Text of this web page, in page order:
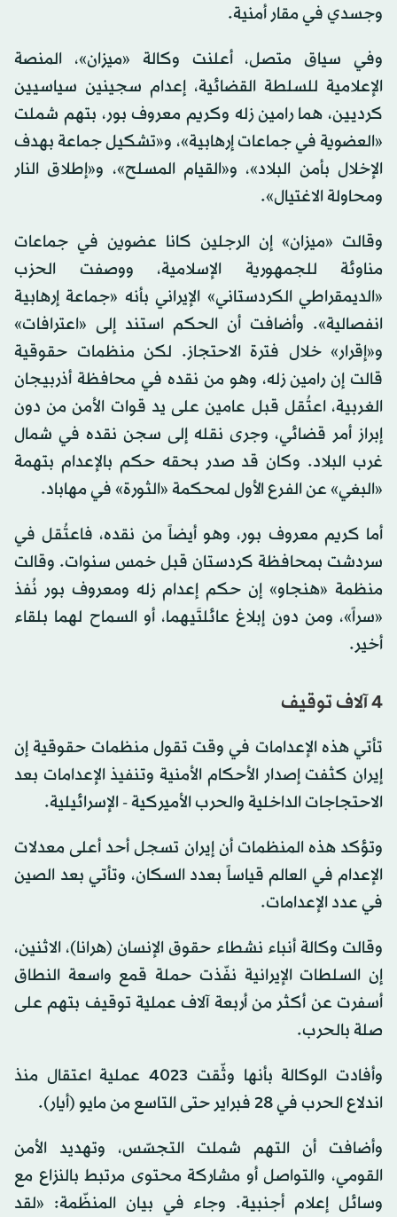
وجسدي في مقار أمنية.
وفي سياق متصل، أعلنت وكالة «ميزان»، المنصة
الإعلامية للسلطة القضائية، إعدام سجينين سياسيين
كرديين، هما رامين زله وكريم معروف‌ بور، بتهم شملت
«العضوية في جماعات إرهابية»، و«تشكيل جماعة بهدف
الإخلال بأمن البلاد»، و«القيام المسلح»، و«إطلاق النار
ومحاولة الاغتيال».
وقالت «ميزان» إن الرجلين كانا عضوين في جماعات
مناوئة للجمهورية الإسلامية، ووصفت الحزب
«الديمقراطي الكردستاني» الإيراني بأنه «جماعة إرهابية
انفصالية». وأضافت أن الحكم استند إلى «اعترافات»
و«إقرار» خلال فترة الاحتجاز. لكن منظمات حقوقية
قالت إن رامين زله، وهو من نقده في محافظة أذربيجان
الغربية، اعتُقل قبل عامين على يد قوات الأمن من دون
إبراز أمر قضائي، وجرى نقله إلى سجن نقده في شمال
غرب البلاد. وكان قد صدر بحقه حكم بالإعدام بتهمة
«البغي» عن الفرع الأول لمحكمة «الثورة» في مهاباد.
أما كريم معروف‌ بور، وهو أيضاً من نقده، فاعتُقل في
سردشت بمحافظة كردستان قبل خمس سنوات. وقالت
منظمة «هنجاو» إن حكم إعدام زله ومعروف‌ بور نُفذ
«سراً»، ومن دون إبلاغ عائلتَيهما، أو السماح لهما بلقاء
أخير.
4 آلاف توقيف
تأتي هذه الإعدامات في وقت تقول منظمات حقوقية إن
إيران كثفت إصدار الأحكام الأمنية وتنفيذ الإعدامات بعد
الاحتجاجات الداخلية والحرب الأميركية - الإسرائيلية.
وتؤكد هذه المنظمات أن إيران تسجل أحد أعلى معدلات
الإعدام في العالم قياساً بعدد السكان، وتأتي بعد الصين
في عدد الإعدامات.
وقالت وكالة أنباء نشطاء حقوق الإنسان (هرانا)، الاثنين،
إن السلطات الإيرانية نفّذت حملة قمع واسعة النطاق
أسفرت عن أكثر من أربعة آلاف عملية توقيف بتهم على
صلة بالحرب.
وأفادت الوكالة بأنها وثّقت 4023 عملية اعتقال منذ
اندلاع الحرب في 28 فبراير حتى التاسع من مايو (أيار).
وأضافت أن التهم شملت التجسّس، وتهديد الأمن
القومي، والتواصل أو مشاركة محتوى مرتبط بالنزاع مع
وسائل إعلام أجنبية. وجاء في بيان المنظّمة: «لقد